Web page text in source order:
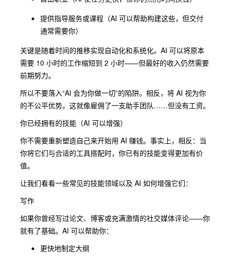
提供指导服务或课程（AI 可以帮助构建这些，但交付
通常需要你）
关键是随着时间的推移实现自动化和系统化。AI 可以将原本
需要 10 小时的工作缩短到 2 小时——但最好的收入仍然需要
前期努力。
所以不要落入“AI 会为你做一切”的陷阱。相反，将 AI 视为你
的不公平优势。这就像雇佣了一支助手团队……但没有工资。
你已经拥有的技能（AI 可以增强）
你不需要重新塑造自己来开始用 AI 赚钱。事实上，相反：当
你将它们与合适的工具搭配时，你已有的技能变得更加有价
值。
让我们看看一些常见的技能领域以及 AI 如何增强它们：
写作
如果你曾经写过论文、博客或充满激情的社交媒体评论——你
就有了基础。AI 可以帮助你：
更快地制定大纲